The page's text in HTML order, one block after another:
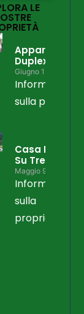
LE
Duplex
Giugno 15, 2026
Informazioni
sulla
Casa Libera
Su Tre Lati
Maggio 9, 2026
Informazioni
sulla
proprietà